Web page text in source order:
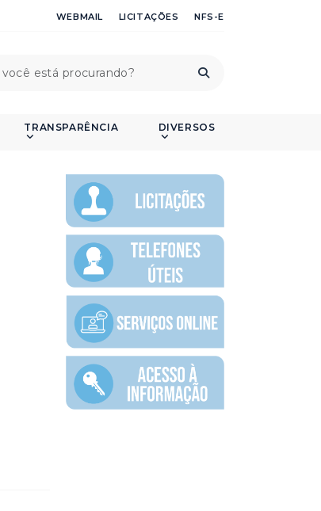
WEBMAIL LICITAÇÕES NFS-E
TRANSPARÊNCIA DIVERSOS